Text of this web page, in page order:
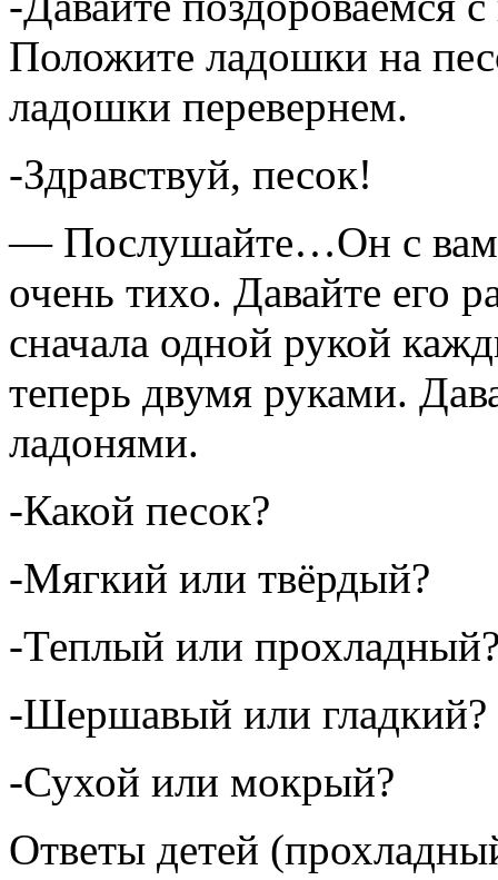
Положите ладошки на
ладошки перевернем.
-Здравствуй, песок!
— Послушайте…Он с вами
очень тихо. Давайте его
сначала одной рукой
теперь двумя руками.
ладонями.
-Какой песок?
-Мягкий или твёрдый?
-Теплый или
-Шершавый или гладкий?
-Сухой или мокрый?
Ответы детей